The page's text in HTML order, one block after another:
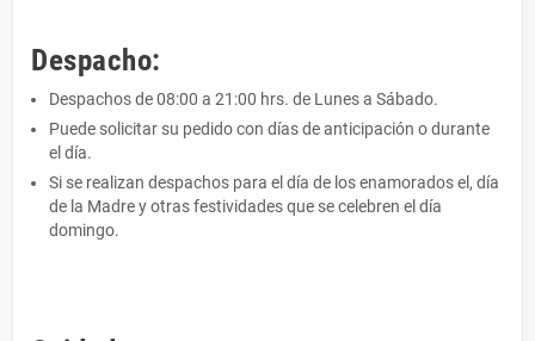
Despacho:
Despachos de 08:00 a 21:00 hrs. de Lunes a Sábado.
Puede solicitar su pedido con días de anticipación o durante
el día.
Si se realizan despachos para el día de los enamorados el, día
de la Madre y otras festividades que se celebren el día
domingo.